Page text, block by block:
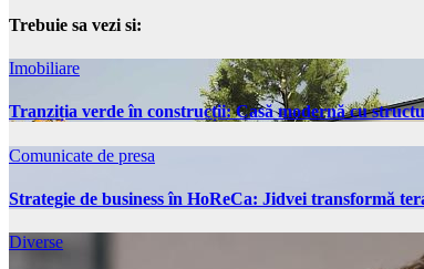
Trebuie sa vezi si:
Imobiliare
Tranziția verde în construcții: Casă modernă cu
Comunicate de presa
Strategie de business în HoReCa: Jidvei transformă
Diverse